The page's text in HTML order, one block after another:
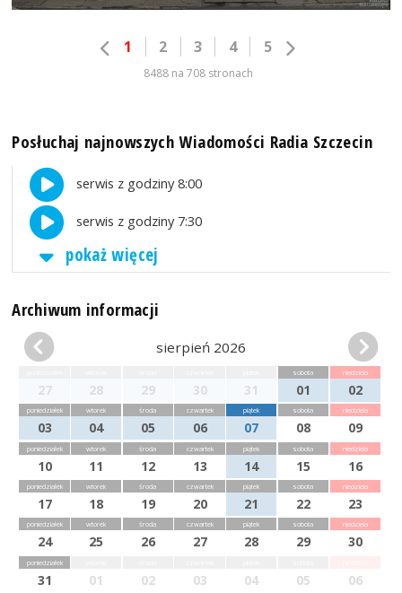
1 2 3 4 5
8488 na 708 stronach
Posłuchaj najnowszych Wiadomości Radia Szczecin
serwis z godziny 8:00
serwis z godziny 7:30
pokaż więcej
Archiwum informacji
sierpień 2026
27 28 29 30 31
sobota
01
niedziela
02
poniedziałek
03
wtorek
04
środa
05
czwartek
06
piątek
07
sobota
08
niedziela
09
poniedziałek
10
wtorek
11
środa
12
czwartek
13
piątek
14
sobota
15
niedziela
16
poniedziałek
17
wtorek
18
środa
19
czwartek
20
piątek
21
sobota
22
niedziela
23
poniedziałek
24
wtorek
25
środa
26
czwartek
27
piątek
28
sobota
29
niedziela
30
poniedziałek
31 01 02 03 04 05 06